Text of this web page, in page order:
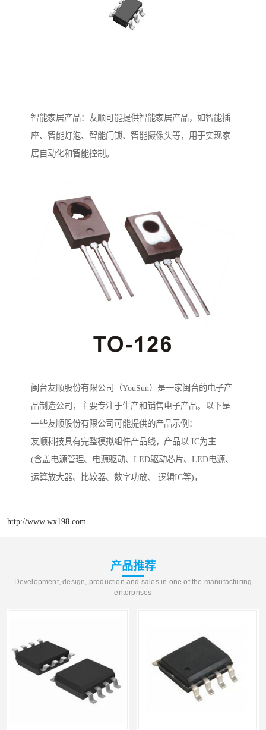
智能家居产品：友顺可能提供智能家居产品，如智能插
座、智能灯泡、智能门锁、智能摄像头等，用于实现家
居自动化和智能控制。
闽台友顺股份有限公司（YouSun）是一家闽台的电子产
品制造公司，主要专注于生产和销售电子产品。以下是
一些友顺股份有限公司可能提供的产品示例：
友顺科技具有完整模拟组件产品线，产品以 IC为主
(含盖电源管理、电源驱动、LED驱动芯片、LED电源、
运算放大器、比较器、数字功放、 逻辑IC等)，
http://www.wx198.com
产品推荐
Development, design, production and sales in one of the manufacturing
enterprises